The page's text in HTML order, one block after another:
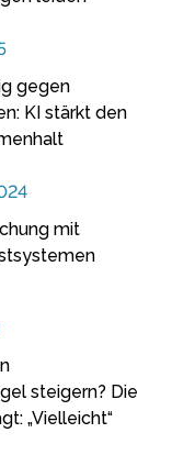
gegen
KI stärkt den
mit
steigern? Die
„Vielleicht“